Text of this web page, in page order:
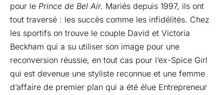
pour le Prince de Bel Air. Mariés depuis 1997, ils ont
tout traversé : les succès comme les infidélités. Chez
les sportifs on trouve le couple David et Victoria
Beckham qui a su utiliser son image pour une
reconversion réussie, en tout cas pour l’ex-Spice Girl
qui est devenue une styliste reconnue et une femme
d’affaire de premier plan qui a été élue Entrepreneur